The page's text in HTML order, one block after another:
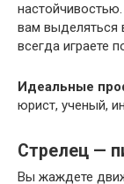
вам выделяться
всегда играете
Идеальные
юрист, ученый,
Стрелец —
Вы жаждете